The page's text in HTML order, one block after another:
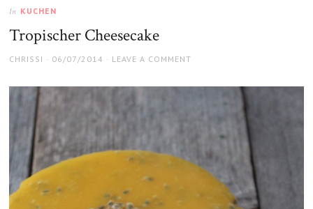
In KUCHEN
Tropischer Cheesecake
AUTHOR
CHRISSI
POSTED
06/07/2014 LEAVE A COMMENT